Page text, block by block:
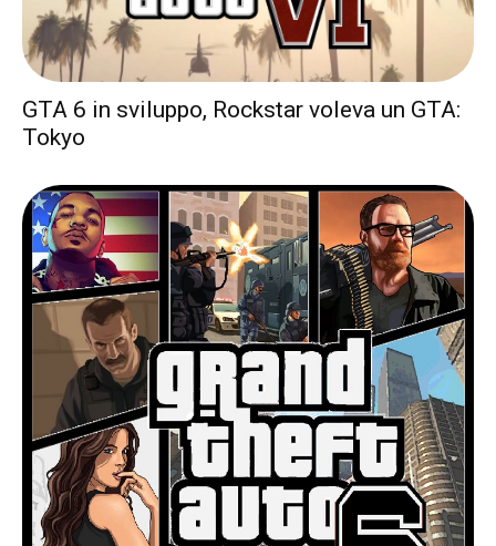
GTA 6 in sviluppo, Rockstar voleva un GTA:
Tokyo